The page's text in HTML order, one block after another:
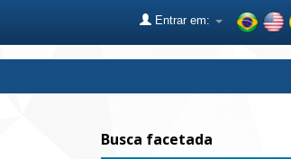
Entrar em:
Busca facetada